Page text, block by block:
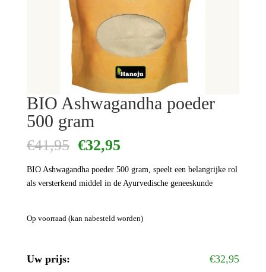
BIO Ashwagandha poeder
500 gram
€41,95 Oorspronkelijke
prijs
was:
€41,95.
€32,95Huidige
is:
€32,95.
BIO Ashwagandha poeder 500 gram, speelt een belangrijke rol
als versterkend middel in de Ayurvedische geneeskunde
Op voorraad (kan nabesteld worden)
Uw prijs: €32,95